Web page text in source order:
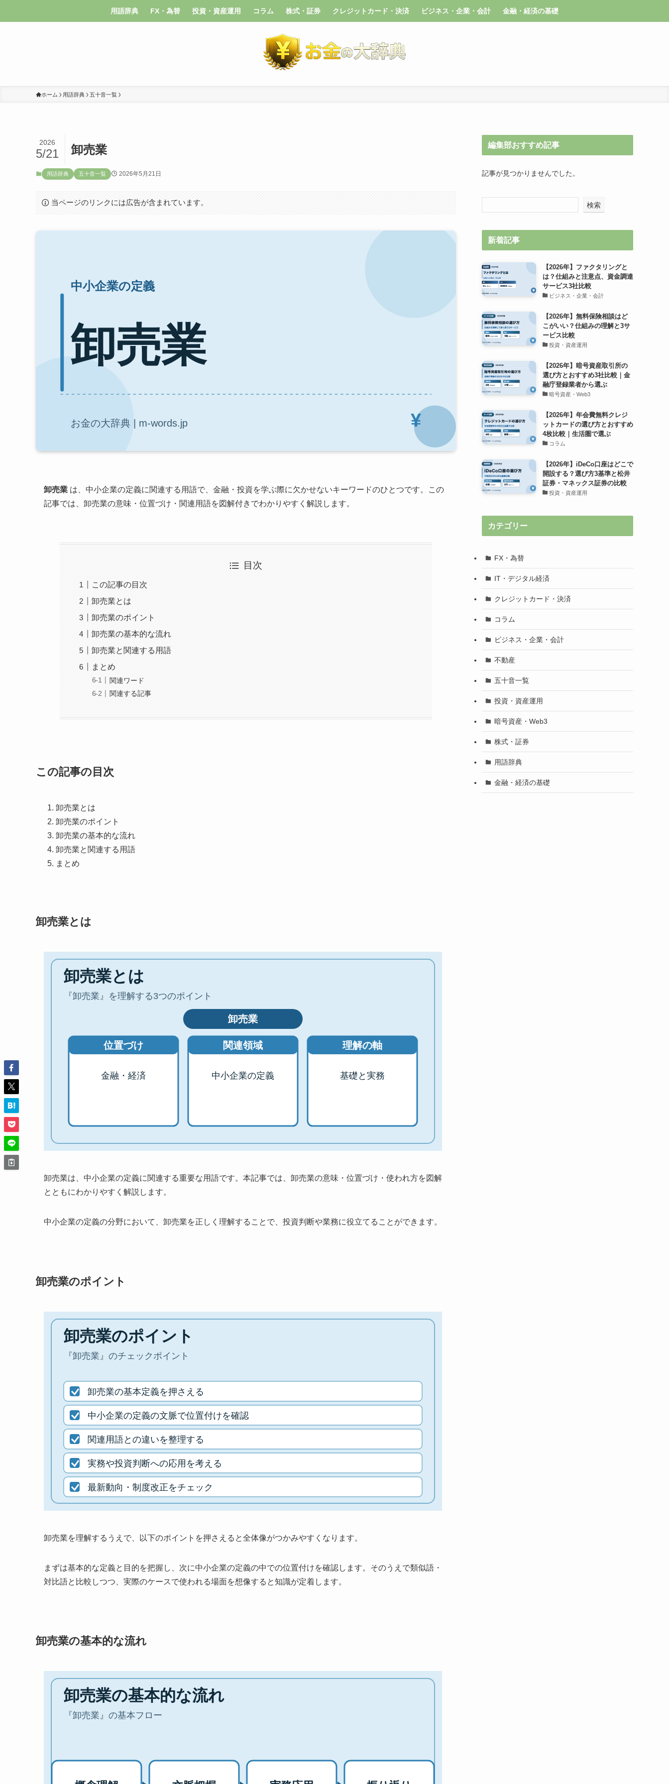
用語辞典 FX・為替 投資・資産運用 コラム 株式・証券 クレジットカード・決済 ビジネス・企業・会計 金融・経済の基礎
ホーム 用語辞典 五十音一覧
卸売業
2026
5/21
用語辞典 五十音一覧 2026年5月21日
当ページのリンクには広告が含まれています。
卸売業 は、中小企業の定義に関連する用語で、金融・投資を学ぶ際に欠かせないキーワードのひとつです。この
記事では、卸売業の意味・位置づけ・関連用語を図解付きでわかりやすく解説します。
目次
この記事の目次
卸売業とは
卸売業のポイント
卸売業の基本的な流れ
卸売業と関連する用語
まとめ
関連ワード
関連する記事
この記事の目次
卸売業とは
卸売業のポイント
卸売業の基本的な流れ
卸売業と関連する用語
まとめ
卸売業とは
卸売業は、中小企業の定義に関連する重要な用語です。本記事では、卸売業の意味・位置づけ・使われ方を図解
とともにわかりやすく解説します。
中小企業の定義の分野において、卸売業を正しく理解することで、投資判断や業務に役立てることができます。
卸売業のポイント
卸売業を理解するうえで、以下のポイントを押さえると全体像がつかみやすくなります。
まずは基本的な定義と目的を把握し、次に中小企業の定義の中での位置付けを確認します。そのうえで類似語・
対比語と比較しつつ、実際のケースで使われる場面を想像すると知識が定着します。
卸売業の基本的な流れ
編集部おすすめ記事
記事が見つかりませんでした。
検索
新着記事
【2026年】ファクタリングと
は？仕組みと注意点、資金調達
サービス3社比較
ビジネス・企業・会計
【2026年】無料保険相談はど
こがいい？仕組みの理解と3サ
ービス比較
投資・資産運用
【2026年】暗号資産取引所の
選び方とおすすめ3社比較｜金
融庁登録業者から選ぶ
暗号資産・Web3
【2026年】年会費無料クレジ
ットカードの選び方とおすすめ
4枚比較｜生活圏で選ぶ
コラム
【2026年】iDeCo口座はどこで
開設する？選び方3基準と松井
証券・マネックス証券の比較
投資・資産運用
カテゴリー
FX・為替
IT・デジタル経済
クレジットカード・決済
コラム
ビジネス・企業・会計
不動産
五十音一覧
投資・資産運用
暗号資産・Web3
株式・証券
用語辞典
金融・経済の基礎